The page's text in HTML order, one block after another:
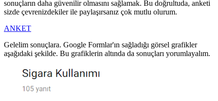
sonuçların daha güvenilir olmasını sağlamak. Bu doğrultuda, anketi
sizde çevrenizdekiler ile paylaşırsanız çok mutlu olurum.
ANKET
Gelelim sonuçlara. Google Formlar'ın sağladığı görsel grafikler
aşağıdaki şekilde. Bu grafiklerin altında da sonuçları yorumlayalım.